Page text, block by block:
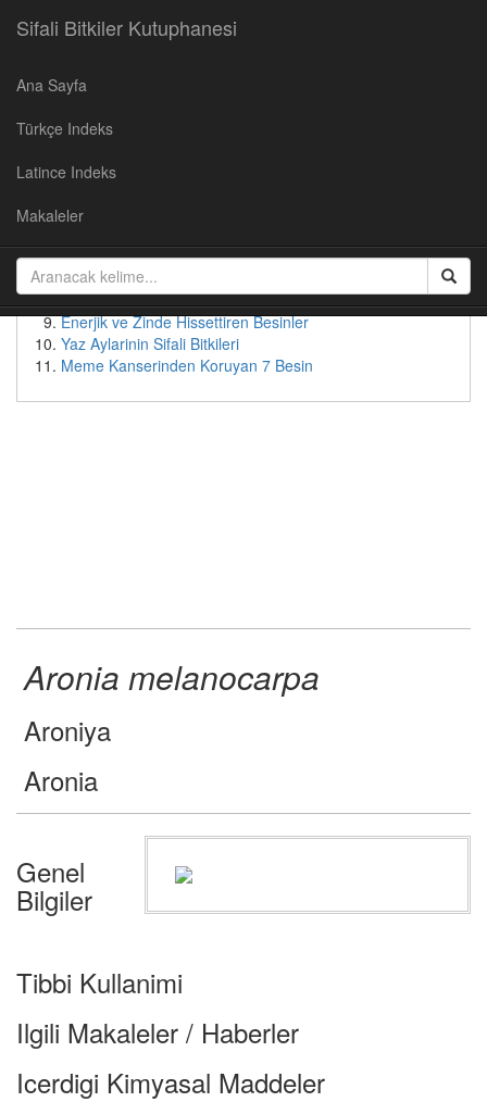
Sifali Bitkiler Kutuphanesi
Ana Sayfa
Türkçe Indeks
Latince Indeks
Makaleler
Cevizin Faydalari
Yaban Mersininin Faydaları
Patates suyunun faydaları
Bebeksi Bir Yüz İçin Doğal Çözümler
Tok Tutan Besinler
Enerjik ve Zinde Hissettiren Besinler
Yaz Aylarinin Sifali Bitkileri
Meme Kanserinden Koruyan 7 Besin
Aronia melanocarpa
Aroniya
Aronia
Genel
Bilgiler
Tibbi Kullanimi
Ilgili Makaleler / Haberler
Icerdigi Kimyasal Maddeler